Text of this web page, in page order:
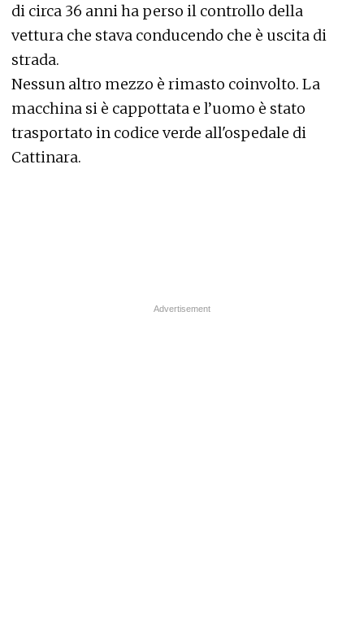
di circa 36 anni ha perso il controllo della
vettura che stava conducendo che è uscita di
strada.
Nessun altro mezzo è rimasto coinvolto. La
macchina si è cappottata e l’uomo è stato
trasportato in codice verde all'ospedale di
Cattinara.